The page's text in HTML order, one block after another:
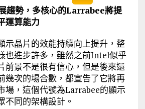
趨勢，多核心的Larrabee將提
運算能力
示晶片的效能持續向上提升，整
也進步許多，雖然之前Intel似乎
前景不是很有信心，但是後來還
幾次的場合數，都宣告了它將再
場，這個代號為Larrabee的顯示
不同的架構設計。